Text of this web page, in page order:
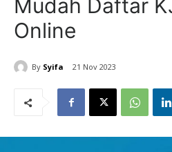
Mudah Daftar
Online
By Syifa 21 Nov 2023